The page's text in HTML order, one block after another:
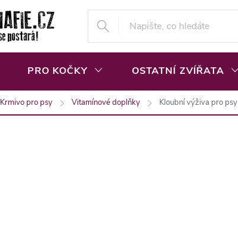
PRO KOČKY OSTATNÍ ZVÍŘATA
Krmivo pro psy Vitamínové doplňky Kloubní výživa pro psy